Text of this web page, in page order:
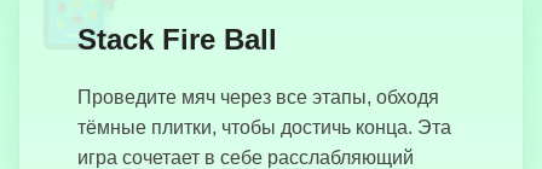
Быстрый Фуд
Раш
Stack Fire Ball
Проведите мяч через все этапы, обходя
тёмные плитки, чтобы достичь конца. Эта
игра сочетает в себе расслабляющий